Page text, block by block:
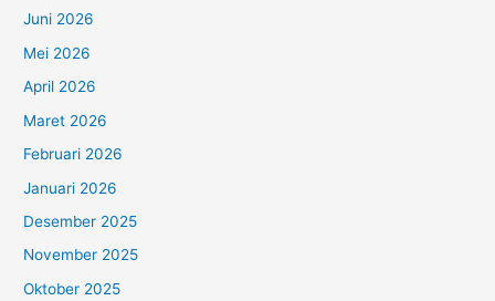
Juni 2026
Mei 2026
April 2026
Maret 2026
Februari 2026
Januari 2026
Desember 2025
November 2025
Oktober 2025